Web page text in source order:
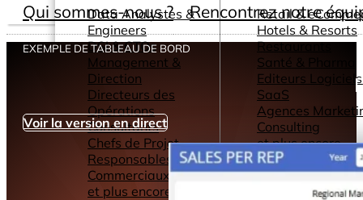
Data Analystes &
Engineers
DSI & CTOs
Management &
Direction
Directeurs des
Opérations
Consultants
Chefs de Projet
Responsables
Commerciaux
et plus encore...
Retail &
Hotels & Resorts
Restaurants
Santé & Pharma
Editeurs
SaaS
Agences
Consulting
et plus encore...
Qui sommes-nous ? Rencontrez notre
EXEMPLE DE TABLEAU DE BORD
Voir la version en direct